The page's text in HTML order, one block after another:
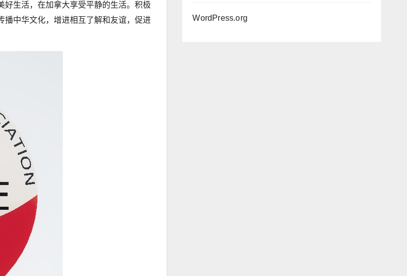
生活，在加拿大享受平静的生活。积极
播中华文化，增进相互了解和友谊，促进
WordPress.org